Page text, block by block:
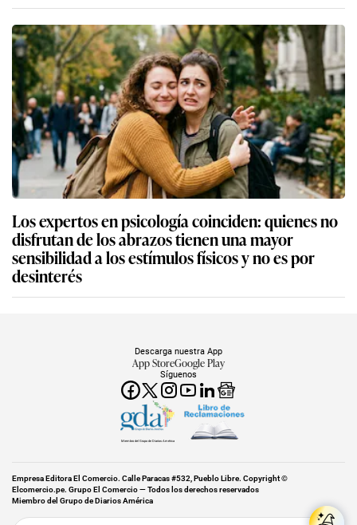
Los expertos en psicología coinciden: quienes no
disfrutan de los abrazos tienen una mayor
sensibilidad a los estímulos físicos y no es por
desinterés
Síguenos
Descarga nuestra App
App StoreGoogle Play
Miembro del Grupo de Diarios América
Empresa Editora El Comercio. Calle Paracas #532, Pueblo Libre. Copyright ©
Elcomercio.pe. Grupo El Comercio — Todos los derechos reservados
Miembro del Grupo de Diarios América